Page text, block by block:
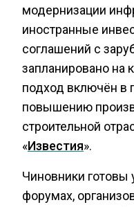
модернизации
иностранные
соглашений с
запланировано на
подход включён в
повышению
строительной
«Известия».
Чиновники готовы
форумах,